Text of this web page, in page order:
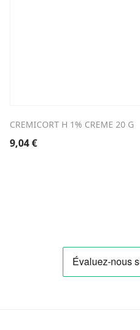
CREMICORT H 1% CREME 20 G
9,04€